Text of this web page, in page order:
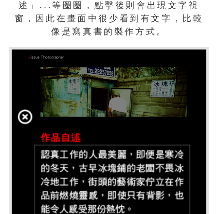
述」...等圈圈，點擊後則會出現文字視
窗，因此在畫面中很少看到有文字，比較
像是寫真書的製作方式。